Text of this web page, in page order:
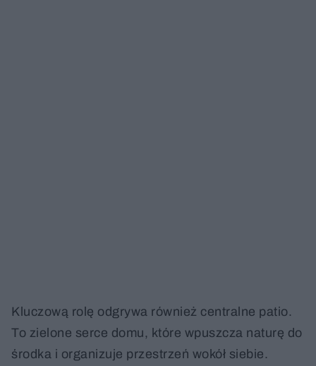
Kluczową rolę odgrywa również centralne patio.
To zielone serce domu, które wpuszcza naturę do
środka i organizuje przestrzeń wokół siebie.